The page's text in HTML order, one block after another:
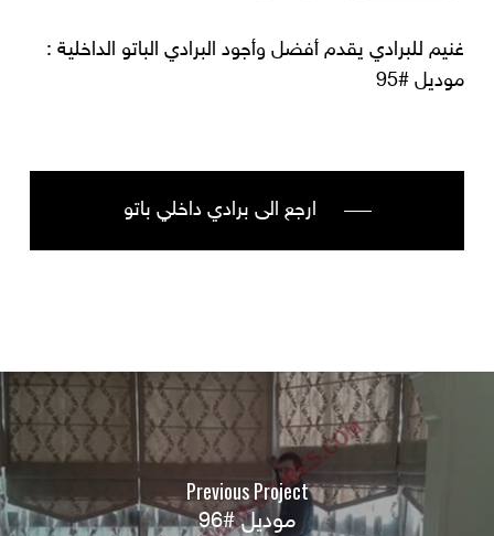
غنيم للبرادي يقدم أفضل وأجود البرادي الباتو الداخلية :
موديل #95
ارجع الى برادي داخلي باتو
Previous Project
موديل #96